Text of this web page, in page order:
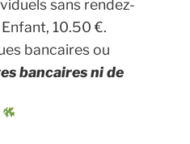
sans rendez-
10.50 €.
bancaires ou
bancaires ni de